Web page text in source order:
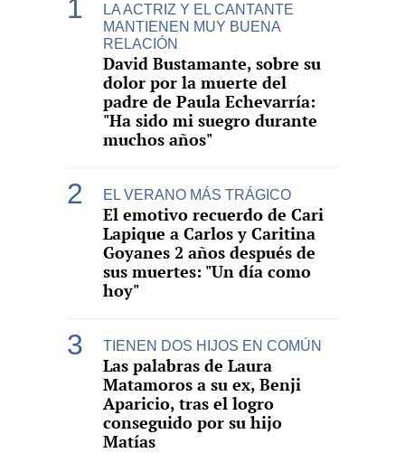
LA ACTRIZ Y EL CANTANTE
MANTIENEN MUY BUENA
RELACIÓN
David Bustamante, sobre su
dolor por la muerte del
padre de Paula Echevarría:
"Ha sido mi suegro durante
muchos años"
EL VERANO MÁS TRÁGICO
El emotivo recuerdo de Cari
Lapique a Carlos y Caritina
Goyanes 2 años después de
sus muertes: "Un día como
hoy"
TIENEN DOS HIJOS EN COMÚN
Las palabras de Laura
Matamoros a su ex, Benji
Aparicio, tras el logro
conseguido por su hijo
Matías